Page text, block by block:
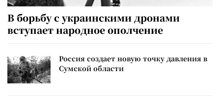
В борьбу с украинскими дронами
вступает народное ополчение
Россия создает новую точку давления в
Сумской области